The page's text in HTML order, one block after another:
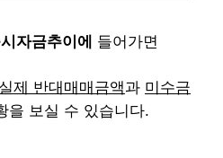
자금추이에 들어가면
제 반대매매금액과 미수금
을 보실 수 있습니다.